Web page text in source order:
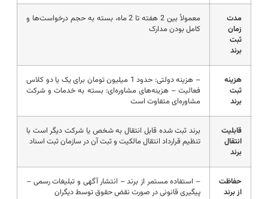
مدت
زمان
ثبت
برند
معمولاً بین 2 هفته تا 2 ماه، بسته به حجم درخواست‌ها و
کامل بودن مدارک
هزینه
ثبت
برند
– هزینه دولتی: حدود 1 میلیون تومان برای یک یا دو کلاس
فعالیت – هزینه‌های مشاوره‌ای: بسته به خدمات و شرکت
مشاوره‌ای متفاوت است
قابلیت
انتقال
برند
برند ثبت شده قابل انتقال به شخص یا شرکت دیگر است با
تنظیم قرارداد انتقال مالکیت و ثبت آن در سازمان ثبت اسناد
حفاظت
از برند
– استفاده مستمر از برند – انتشار آگهی و تبلیغات رسمی –
پیگیری قانونی در صورت نقض حقوق توسط دیگران